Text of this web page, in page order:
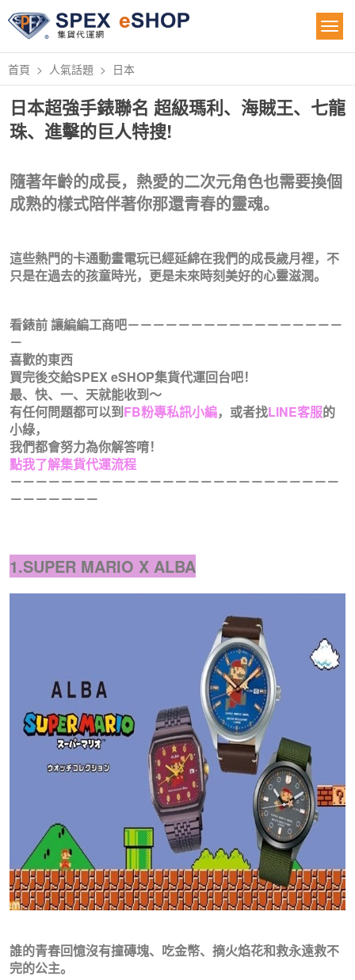
首頁 人氣話題 日本
日本超強手錶聯名 超級瑪利、海賊王、七龍
珠、進擊的巨人特搜!
隨著年齡的成長，熱愛的二次元角色也需要換個
成熟的樣式陪伴著你那還青春的靈魂。
這些熱門的卡通動畫電玩已經延綿在我們的成長歲月裡，不
只是在過去的孩童時光，更是未來時刻美好的心靈滋潤。
看錶前 讓編編工商吧－－－－－－－－－－－－－－－－－
－
喜歡的東西
買完後交給SPEX eSHOP集貨代運回台吧！
最、快、一、天就能收到～
有任何問題都可以到FB粉專私訊小編，或者找LINE客服的
小綠，
我們都會努力為你解答唷！
點我了解集貨代運流程
－－－－－－－－－－－－－－－－－－－－－－－－－－
－－－－－－－
1.SUPER MARIO X ALBA
誰的青春回憶沒有撞磚塊、吃金幣、摘火焰花和救永遠救不
完的公主。